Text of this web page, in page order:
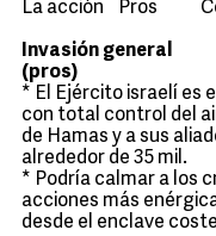
La acción Pros
Invasión general
(pros)
* El Ejército israelí es
con total control del
de Hamas y a sus
alrededor de 35 mil.
* Podría calmar a los
acciones más
desde el enclave